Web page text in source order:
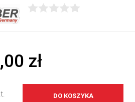
zł
DO KOSZYKA